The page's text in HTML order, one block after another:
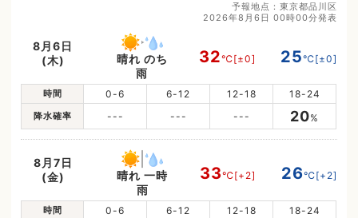
予報地点：東京都品川区
2026年8月6日 00時00分発表
8月6日
(木)
晴れ のち
雨
32℃[±0] 25℃[±0]
時間 0-6 6-12 12-18 18-24
降水確率 --- --- --- 20%
8月7日
(金)
晴れ 一時
雨
33℃[+2] 26℃[+2]
時間 0-6 6-12 12-18 18-24